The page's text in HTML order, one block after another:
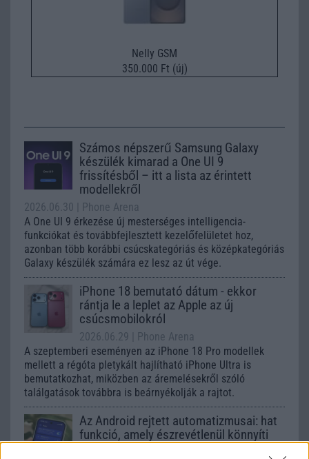
Nelly GSM
350.000 Ft (új)
Számos népszerű Samsung Galaxy
készülék kimarad a One UI 9
frissítésből – itt a lista az érintett
modellekről
2026.06.30
| Phone Arena
A One UI 9 érkezése új mesterséges intelligencia-
funkciókat és továbbfejlesztett kezelőfelületet hoz,
azonban több korábbi csúcskategóriás és középkategóriás
Galaxy készülék számára ez lesz az út vége.
iPhone 18 bemutató dátum - ekkor
rántja le a leplet az Apple az új
csúcsmobilokról
2026.06.29
| Phone Arena
A szeptemberi eseményen az iPhone 18 Pro modellek
mellett a régóta pletykált hajlítható iPhone Ultra is
bemutatkozhat, miközben az áremelésekről szóló
találgatások továbbra is beárnyékolják a rajtot.
Az Android rejtett automatizmusai: hat
funkció, amely észrevétlenül könnyíti
meg a mindennapokat